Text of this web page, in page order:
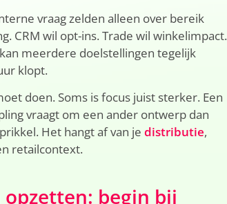
vraag zelden alleen over bereik
CRM wil opt-ins. Trade wil winkelimpact.
meerdere doelstellingen tegelijk
klopt.
doen. Soms is focus juist sterker. Een
vraagt om een ander ontwerp dan
Het hangt af van je distributie,
retailcontext.
begin bij